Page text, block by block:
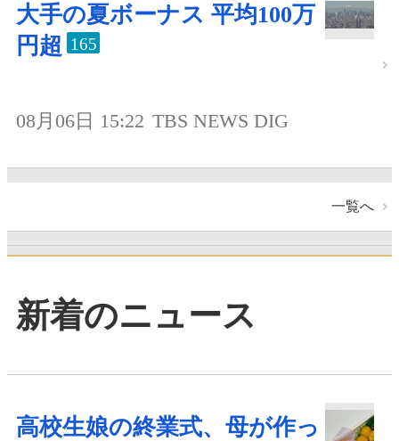
大手の夏ボーナス 平均100万
円超 165
08月06日 15:22 TBS NEWS DIG
一覧へ
新着のニュース
高校生娘の終業式、母が作っ